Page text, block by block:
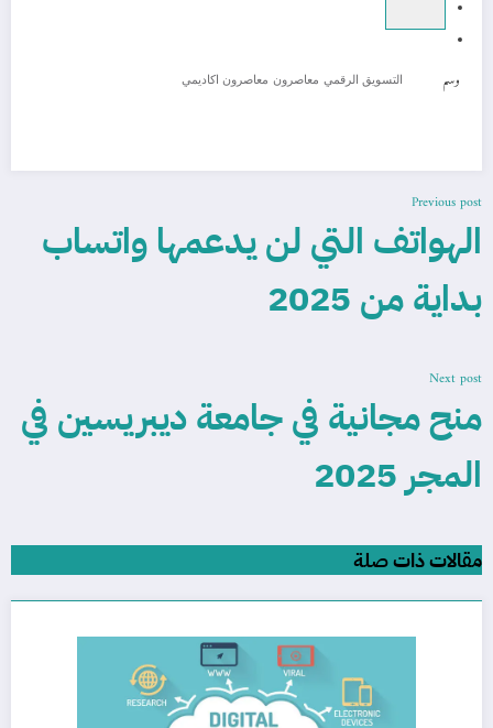
وسم التسويق الرقمي معاصرون معاصرون اكاديمي
Previous post
الهواتف التي لن يدعمها واتساب
بداية من 2025
Next post
منح مجانية في جامعة ديبريسين في
المجر 2025
مقالات ذات صلة